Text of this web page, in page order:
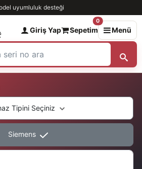
uyumluluk desteği
Giriş Yap Sepetim
0
Menü
Tipini Seçiniz
Siemens